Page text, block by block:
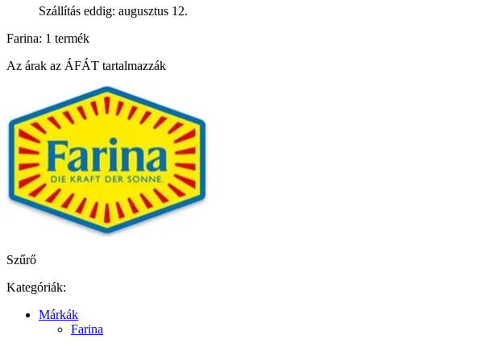
Szállítás eddig: augusztus 12.
Farina: 1 termék
Az árak az ÁFÁT tartalmazzák
Szűrő
Kategóriák:
Márkák
Farina